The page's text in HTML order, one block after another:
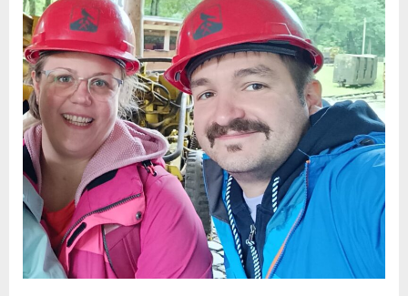
der
–
Mario
und
Erwin